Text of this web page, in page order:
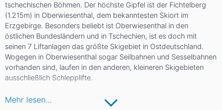
Mehr lesen...
tschechischen Böhmen. Der höchste Gipfel ist der Fichtelberg
(1.215m) in Oberwiesenthal, dem bekanntesten Skiort im
Erzgebirge. Besonders beliebt ist Oberwiesenthal in den
östlichen Bundesländern und in Tschechien, ist es doch mit
seinen 7 Liftanlagen das größte Skigebiet in Ostdeutschland.
Wogegen in Oberwiesenthal sogar Seilbahnen und Sesselbahnen
vorhanden sind, laufen in den anderen, kleineren Skigebieten
ausschließlich Schlepplifte.
schneereiche Region. Neben dem alpinen Angebot spielt vor